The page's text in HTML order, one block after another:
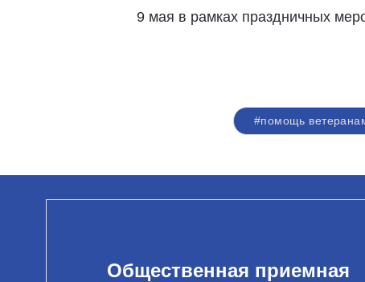
9 мая в рамках праздничных
#помощь
Общественная приемная